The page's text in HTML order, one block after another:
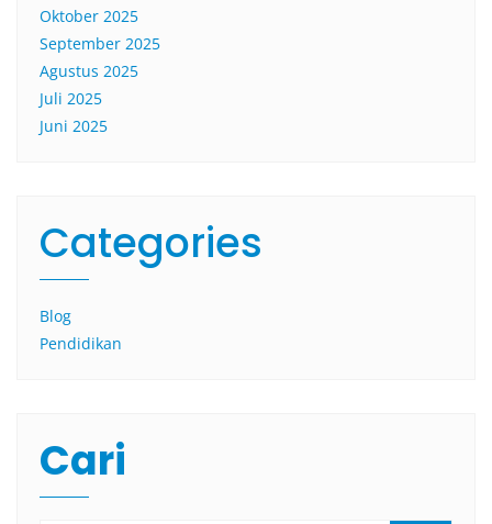
Oktober 2025
September 2025
Agustus 2025
Juli 2025
Juni 2025
Categories
Blog
Pendidikan
Cari